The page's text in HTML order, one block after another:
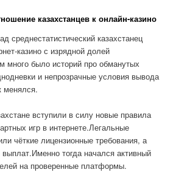
казахстанцев к онлайн-казино
среднестатистический казахстанец
казино с изрядной долей
много было историй про обманутых
и непрозрачные условия вывода
менялся.
вступили в силу новые правила
игр в интернете.Легальные
чёткие лицензионные требования, а
выплат.Именно тогда начался активный
на проверенные платформы.